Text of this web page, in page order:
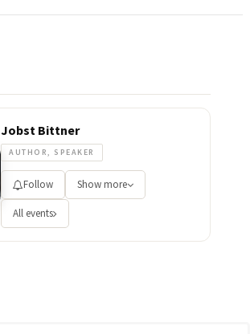
Jobst Bittner
AUTHOR, SPEAKER
Follow Show more
All events